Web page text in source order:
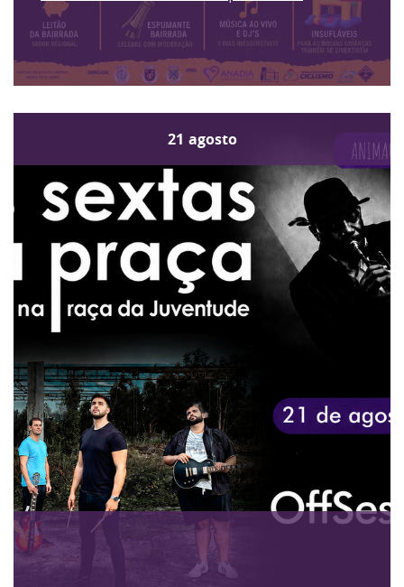
21 agosto